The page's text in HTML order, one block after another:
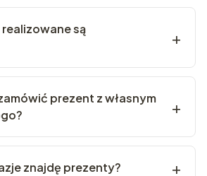
są
prezent z własnym
znajdę prezenty?